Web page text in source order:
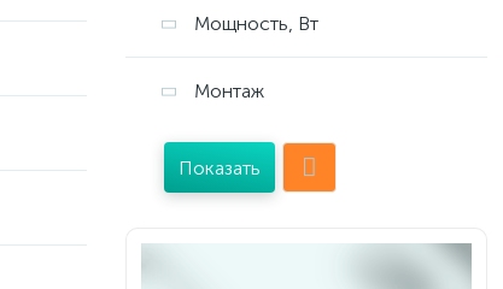
Мощность, Вт
Монтаж
Показать